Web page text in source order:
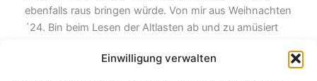
Einwilligung verwalten
ebenfalls raus bringen würde. Von mir aus Weihnachten
´24. Bin beim Lesen der Altlasten ab und zu amüsiert
die das Publikum damals feierte und über die sich